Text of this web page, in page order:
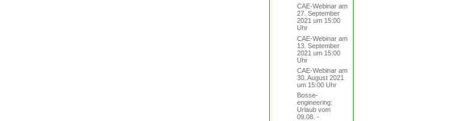
CAE-Webinar am
27. September
2021 um 15:00
Uhr
CAE-Webinar am
13. September
2021 um 15:00
Uhr
CAE-Webinar am
30. August 2021
um 15:00 Uhr
Bosse-
engineering:
Urlaub vom
09.08. -